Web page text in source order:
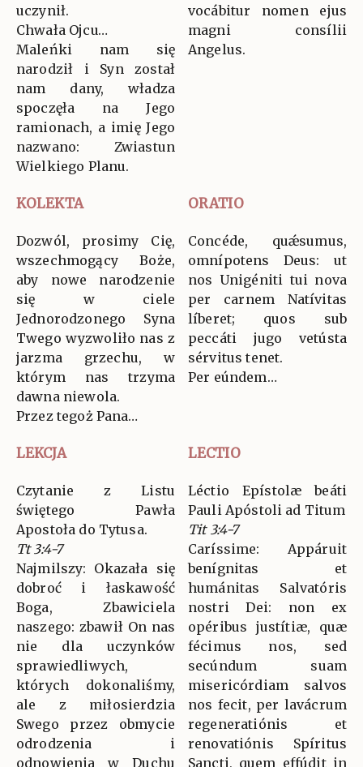
uczynił.
Chwała Ojcu…
Maleńki nam się
narodził i Syn został
nam dany, władza
spoczęła na Jego
ramionach, a imię Jego
nazwano: Zwiastun
Wielkiego Planu.
vocábitur nomen ejus
magni consílii
Angelus.
KOLEKTA ORATIO
Dozwól, prosimy Cię,
wszechmogący Boże,
aby nowe narodzenie
się w ciele
Jednorodzonego Syna
Twego wyzwoliło nas z
jarzma grzechu, w
którym nas trzyma
dawna niewola.
Przez tegoż Pana…
Concéde, quǽsumus,
omnípotens Deus: ut
nos Unigéniti tui nova
per carnem Natívitas
líberet; quos sub
peccáti jugo vetústa
sérvitus tenet.
Per eúndem…
LEKCJA LECTIO
Czytanie z Listu
świętego Pawła
Apostoła do Tytusa.
Tt 3:4-7
Najmilszy: Okazała się
dobroć i łaskawość
Boga, Zbawiciela
naszego: zbawił On nas
nie dla uczynków
sprawiedliwych,
których dokonaliśmy,
ale z miłosierdzia
Swego przez obmycie
odrodzenia i
odnowienia w Duchu
Léctio Epístolæ beáti
Pauli Apóstoli ad Titum
Tit 3:4-7
Caríssime: Appáruit
benígnitas et
humánitas Salvatóris
nostri Dei: non ex
opéribus justítiæ, quæ
fécimus nos, sed
secúndum suam
misericórdiam salvos
nos fecit, per lavácrum
regeneratiónis et
renovatiónis Spíritus
Sancti, quem effúdit in